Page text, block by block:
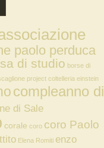
paolo perduca
di studio borse di
project coltelleria einstein
compleanno di
di Sale
corale coro coro Paolo
Elena Romiti enzo